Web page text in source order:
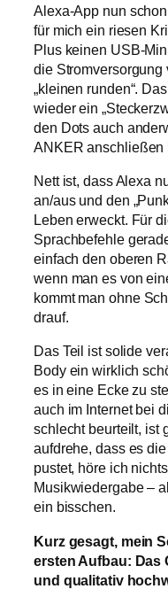
Alexa-App nun
für mich ein riesen
Plus keinen USB-
die
„kleinen runden“.
wieder ein
den Dots auch
ANKER anschließen
Nett ist, dass Alexa
an/aus und den
Leben erweckt. Für
Sprachbefehle
einfach den oberen
wenn man es von
kommt man ohne
drauf.
Das Teil ist solide
Body ein wirklich
es in eine Ecke zu
auch im Internet bei
schlecht beurteilt, ist
aufdrehe, dass es
pustet, höre ich
Musikwiedergabe –
ein bisschen.
Kurz gesagt, mein
ersten Aufbau: Das
und qualitativ